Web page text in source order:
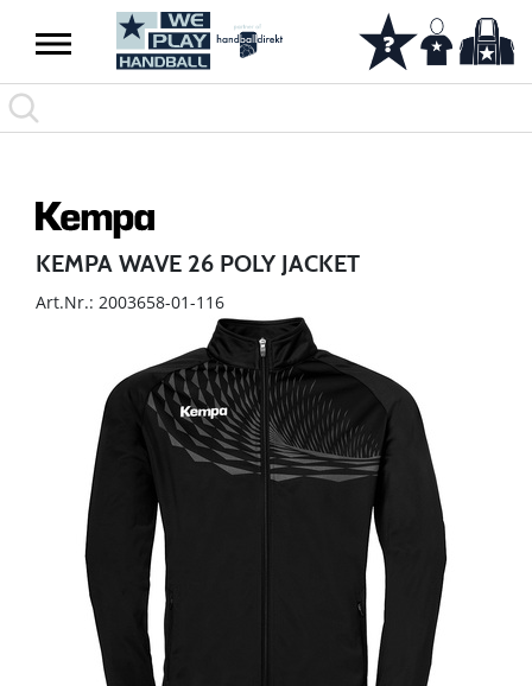
KEMPA WAVE 26 POLY JACKET
Art.Nr.: 2003658-01-116